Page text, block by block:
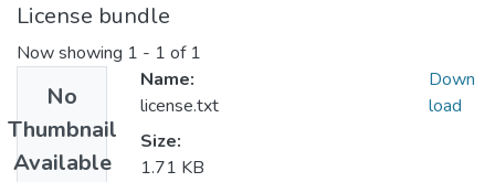
License bundle
Now showing 1 - 1 of 1
No
Thumbnail
Available
Name:
license.txt
Size:
1.71 KB
Down
load